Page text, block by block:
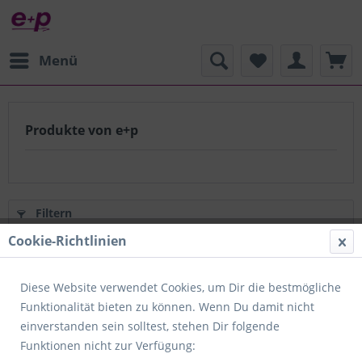
Menü
Produkte von e+p
Filtern
1 von52
Cookie-Richtlinien
Diese Website verwendet Cookies, um Dir die bestmögliche
Funktionalität bieten zu können. Wenn Du damit nicht
einverstanden sein solltest, stehen Dir folgende
Funktionen nicht zur Verfügung: